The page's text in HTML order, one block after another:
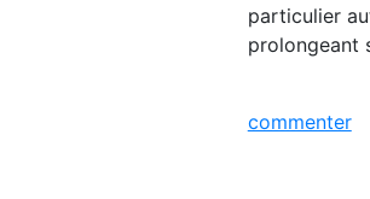
particulier
prolongeant
commenter